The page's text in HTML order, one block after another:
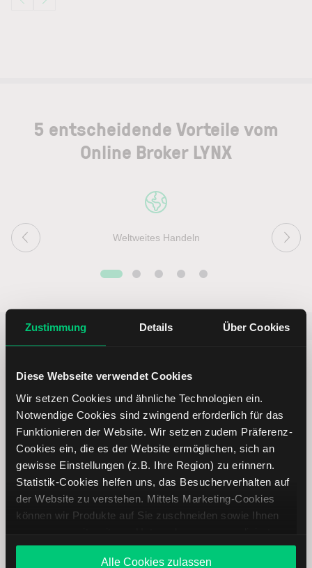
Zustimmung Details Über Cookies
Diese Webseite verwendet Cookies
Wir setzen Cookies und ähnliche Technologien ein.
Notwendige Cookies sind zwingend erforderlich für das
Funktionieren der Website. Wir setzen zudem Präferenz-
Cookies ein, die es der Website ermöglichen, sich an
gewisse Einstellungen (z.B. Ihre Region) zu erinnern.
Statistik-Cookies helfen uns, das Besucherverhalten auf
der Website zu verstehen. Mittels Marketing-Cookies
können wir Produkte auf Sie zuschneiden sowie Ihnen
Angebote unterbreiten. Sie entscheiden, welche Cookies
Sie zulassen oder ablehnen. Ihre Entscheidung können
Alle Cookies zulassen
5 entscheidende Vorteile vom
Online Broker LYNX
Weltweites Handeln
Beliebt ETR:PLUN Aktien im
Immer up to date – mit unseren
Newslettern